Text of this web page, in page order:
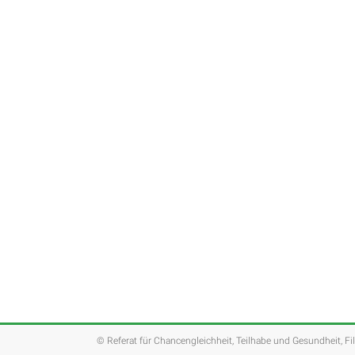
© Referat für Chancengleichheit, Teilhabe und Gesundheit,